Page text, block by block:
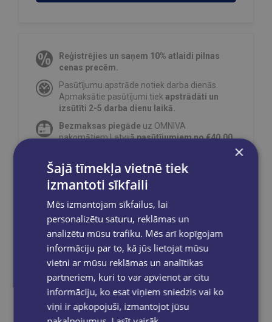
Reģistrējies un saņem 10% atlaidi pilnas
cenas precēm.
Pasūtījumu apstrāde notiek darba dienās.
Apmaksātie pasūtījumi tiek apstrādāti un
izsūtīti 2-5 darba dienu laikā.
Bezmaksas piegāde uz OMNIVA
pakomātiem Latvijāpasūtījumiem no €40.00.
grāmatnīcā 1-5 darba dienu laikā, kad
pasūtījums būs gatavs saņemšanai, saņemsi
e-pastu un/ vai SMS.
Dalies sociālajos tīklos:
×
Šajā tīmekļa vietnē tiek
izmantoti sīkfaili
Mēs izmantojam sīkfailus, lai
personalizētu saturu, reklāmas un
analizētu mūsu trafiku. Mēs arī kopīgojam
informāciju par to, kā jūs lietojat mūsu
vietni ar mūsu reklāmas un analītikas
partneriem, kuri to var apvienot ar citu
informāciju, ko esat viņiem sniedzis vai ko
viņi ir apkopojuši, izmantojot jūsu